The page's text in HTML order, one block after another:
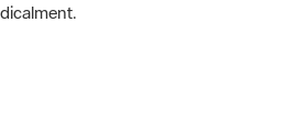
valoracions és de 0 estrelles de 5.